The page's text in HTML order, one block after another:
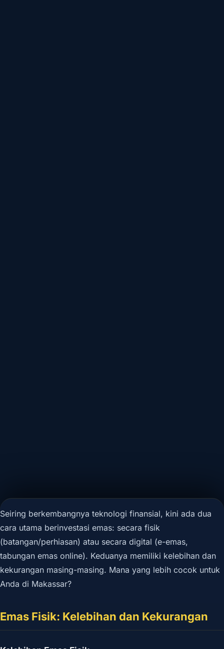
Seiring berkembangnya teknologi finansial, kini ada dua
cara utama berinvestasi emas: secara fisik
(batangan/perhiasan) atau secara digital (e-emas,
tabungan emas online). Keduanya memiliki kelebihan dan
kekurangan masing-masing. Mana yang lebih cocok untuk
Anda di Makassar?
Emas Fisik: Kelebihan dan Kekurangan